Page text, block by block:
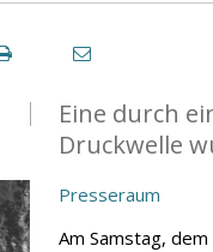
Eine durch
Druckwelle
Presseraum
Am Samstag,